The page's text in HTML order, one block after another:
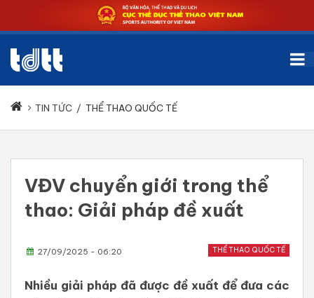
TIN TỨC / THỂ THAO QUỐC TẾ
VĐV chuyển giới trong thể
thao: Giải pháp đề xuất
THỂ THAO QUỐC TẾ
27/09/2025 - 06:20
Nhiều giải pháp đã được đề xuất để đưa các